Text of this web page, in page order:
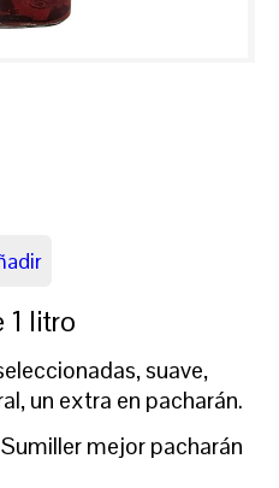
1 litro
suave,
un extra en pacharán.
mejor pacharán